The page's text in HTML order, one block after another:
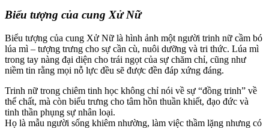
Biểu tượng của cung Xử Nữ
Biểu tượng của cung Xử Nữ là hình ảnh một người trinh nữ cầm bó
lúa mì – tượng trưng cho sự cần cù, nuôi dưỡng và tri thức. Lúa mì
trong tay nàng đại diện cho trái ngọt của sự chăm chỉ, cũng như
niềm tin rằng mọi nỗ lực đều sẽ được đền đáp xứng đáng.
Trinh nữ trong chiêm tinh học không chỉ nói về sự “đồng trinh” về
thể chất, mà còn biểu trưng cho tâm hồn thuần khiết, đạo đức và
tinh thần phụng sự nhân loại.
Họ là mẫu người sống khiêm nhường, làm việc thầm lặng nhưng có